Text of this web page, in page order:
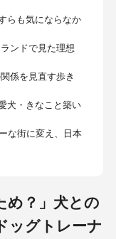
らも気にならなか
ンドで見た理想
係を見直す歩き
犬・きなこと築い
な街に変え、日本
め？」犬との
ッグトレーナ